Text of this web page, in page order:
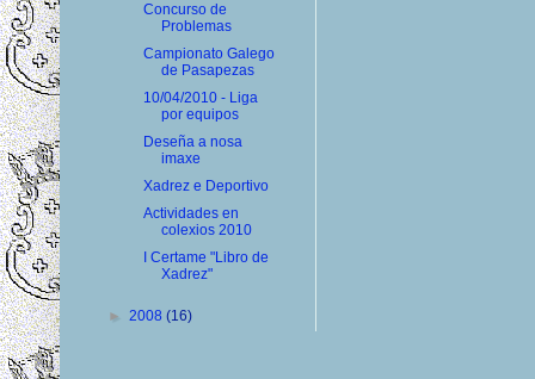
Concurso de
Problemas
Campionato Galego
de Pasapezas
10/04/2010 - Liga
por equipos
Deseña a nosa
imaxe
Xadrez e Deportivo
Actividades en
colexios 2010
I Certame "Libro de
Xadrez"
► 2008 (16)